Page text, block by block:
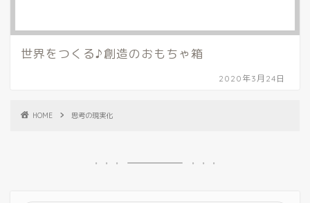
世界をつくる♪創造のおもちゃ箱
2020年3月24日
HOME 思考の現実化